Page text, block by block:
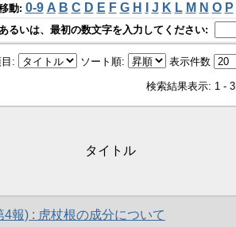
動: 0-9 A B C D E F G H J K L M N O P
るいは、最初の数文字を入力してください:
: ソート順: 表示件数
検索結果表示: 1 -
タイトル
報) : 虎杖根の成分について